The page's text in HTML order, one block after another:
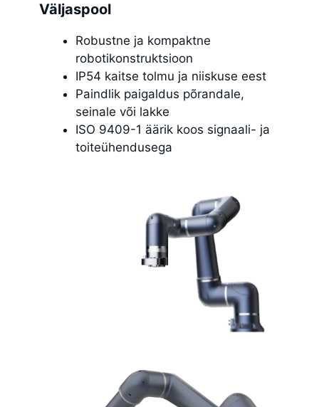
Väljaspool
Robustne ja kompaktne
robotikonstruktsioon
IP54 kaitse tolmu ja niiskuse eest
Paindlik paigaldus põrandale,
seinale või lakke
ISO 9409-1 äärik koos signaali- ja
toiteühendusega